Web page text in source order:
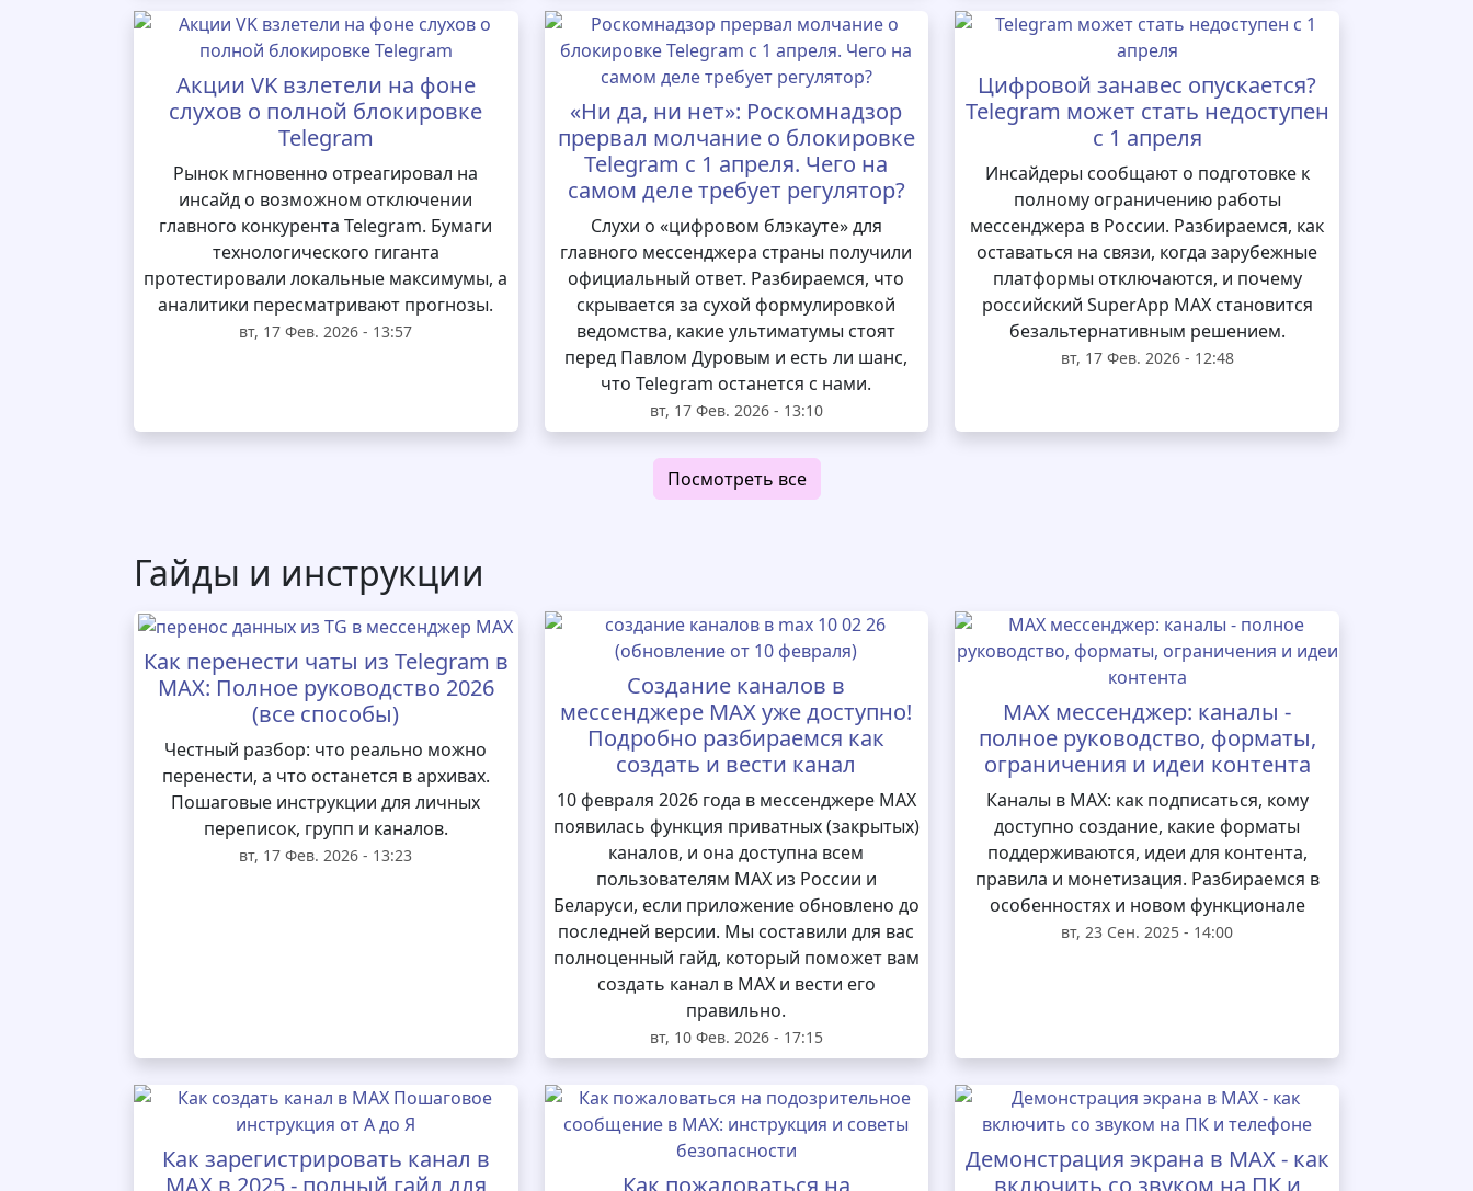
Акции VK взлетели на фоне
слухов о полной блокировке
Telegram
Рынок мгновенно отреагировал на
инсайд о возможном отключении
главного конкурента Telegram. Бумаги
технологического гиганта
протестировали локальные максимумы, а
аналитики пересматривают прогнозы.
вт, 17 Фев. 2026 - 13:57
«Ни да, ни нет»: Роскомнадзор
прервал молчание о блокировке
Telegram с 1 апреля. Чего на
самом деле требует регулятор?
Слухи о «цифровом блэкауте» для
главного мессенджера страны получили
официальный ответ. Разбираемся, что
скрывается за сухой формулировкой
ведомства, какие ультиматумы стоят
перед Павлом Дуровым и есть ли шанс,
что Telegram останется с нами.
вт, 17 Фев. 2026 - 13:10
Цифровой занавес опускается?
Telegram может стать недоступен
с 1 апреля
Инсайдеры сообщают о подготовке к
полному ограничению работы
мессенджера в России. Разбираемся, как
оставаться на связи, когда зарубежные
платформы отключаются, и почему
российский SuperApp MAX становится
безальтернативным решением.
вт, 17 Фев. 2026 - 12:48
Посмотреть все
Гайды и инструкции
Как перенести чаты из Telegram в
MAX: Полное руководство 2026
(все способы)
Честный разбор: что реально можно
перенести, а что останется в архивах.
Пошаговые инструкции для личных
переписок, групп и каналов.
вт, 17 Фев. 2026 - 13:23
Создание каналов в
мессенджере MAX уже доступно!
Подробно разбираемся как
создать и вести канал
10 февраля 2026 года в мессенджере MAX
появилась функция приватных (закрытых)
каналов, и она доступна всем
пользователям MAX из России и
Беларуси, если приложение обновлено до
последней версии. Мы составили для вас
полноценный гайд, который поможет вам
создать канал в MAX и вести его
правильно.
вт, 10 Фев. 2026 - 17:15
MAX мессенджер: каналы -
полное руководство, форматы,
ограничения и идеи контента
Каналы в MAX: как подписаться, кому
доступно создание, какие форматы
поддерживаются, идеи для контента,
правила и монетизация. Разбираемся в
особенностях и новом функционале
вт, 23 Сен. 2025 - 14:00
Как зарегистрировать канал в
Демонстрация экрана в MAX - как